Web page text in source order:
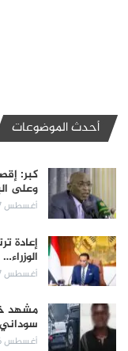
أحدث الموضوعات
كبر:
وعلى
أغسطس 7, 2026
إعادة
الوزراء…
أغسطس 7, 2026
مشهد
أغسطس 6, 2026